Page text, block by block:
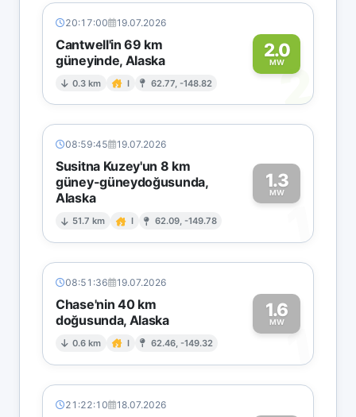
20:17:00 19.07.2026
Cantwell'in 69 km
güneyinde, Alaska
0.3 km I 62.77, -148.82
2.0
MW2
08:59:45 19.07.2026
Susitna Kuzey'un 8 km
güney-güneydoğusunda,
Alaska
51.7 km I 62.09, -149.78
1.3
MW
1
08:51:36 19.07.2026
Chase'nin 40 km
doğusunda, Alaska
0.6 km I 62.46, -149.32
1.6
MW1
21:22:10 18.07.2026